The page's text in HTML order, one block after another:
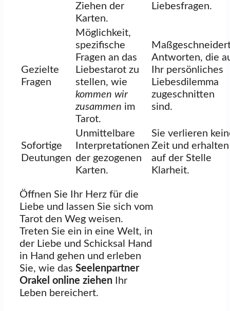
Ziehen der
Karten.
Liebesfragen.
Gezielte
Fragen
Möglichkeit,
spezifische
Fragen an das
Liebestarot zu
stellen, wie
kommen wir
zusammen im
Tarot.
Antworten, die
Ihr persönliches
Liebesdilemma
zugeschnitten
sind.
Sofortige
Deutungen
Unmittelbare
Interpretationen
der gezogenen
Karten.
Sie verlieren
Zeit und erhalten
auf der Stelle
Klarheit.
Öffnen Sie Ihr Herz für die
Liebe und lassen Sie sich vom
Tarot den Weg weisen.
Treten Sie ein in eine Welt, in
der Liebe und Schicksal Hand
in Hand gehen und erleben
Sie, wie das Seelenpartner
Orakel online ziehen Ihr
Leben bereichert.